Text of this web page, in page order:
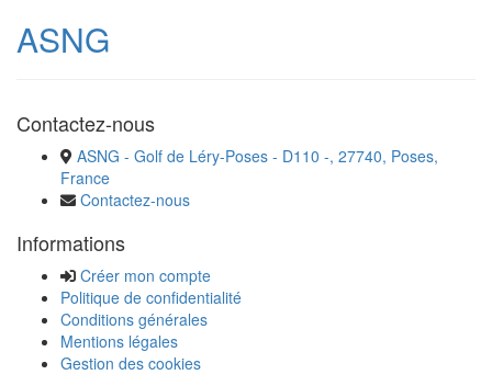
ASNG
Contactez-nous
ASNG - Golf de Léry-Poses - D110 -, 27740, Poses,
France
Contactez-nous
Informations
Créer mon compte
Politique de confidentialité
Conditions générales
Mentions légales
Gestion des cookies